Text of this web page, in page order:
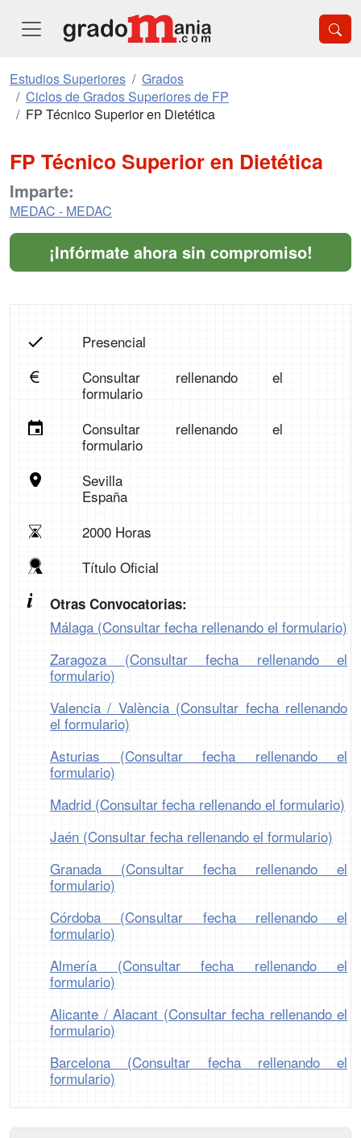
Estudios Superiores
Grados
Ciclos de Grados Superiores de FP
FP Técnico Superior en Dietética
FP Técnico Superior en Dietética
Imparte:
MEDAC - MEDAC
¡Infórmate ahora sin compromiso!
Presencial
Consultar rellenando el
formulario
Consultar rellenando el
formulario
Sevilla
España
2000 Horas
Título Oficial
Otras Convocatorias:
Málaga (Consultar fecha rellenando el formulario)
Zaragoza (Consultar fecha rellenando el
formulario)
Valencia / València (Consultar fecha rellenando
el formulario)
Asturias (Consultar fecha rellenando el
formulario)
Madrid (Consultar fecha rellenando el formulario)
Jaén (Consultar fecha rellenando el formulario)
Granada (Consultar fecha rellenando el
formulario)
Córdoba (Consultar fecha rellenando el
formulario)
Almería (Consultar fecha rellenando el
formulario)
Alicante / Alacant (Consultar fecha rellenando el
formulario)
Barcelona (Consultar fecha rellenando el
formulario)